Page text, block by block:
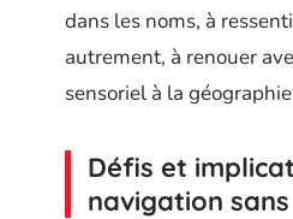
dans les noms, à
autrement, à renouer
sensoriel à la
Défis et
navigation